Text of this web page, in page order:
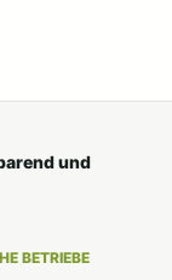
und
BETRIEBE